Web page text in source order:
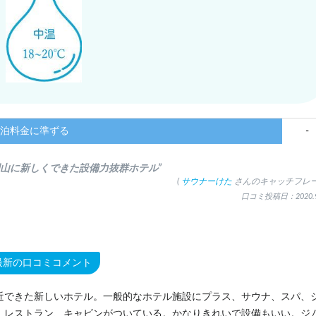
料金に準ずる -
に新しくできた設備力抜群ホテル”
( サウナーけた さんのキャッチフレ
口コミ投稿日：
新の口コミコメント
できた新しいホテル。一般的なホテル施設にプラス、サウナ、スパ、
レストラン、キャビンがついている。かなりきれいで設備もいい。ジ